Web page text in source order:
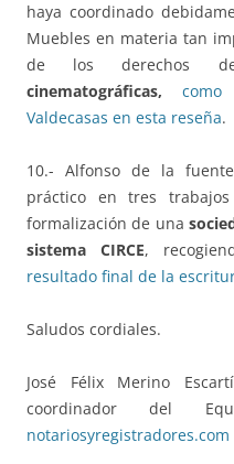
haya coordinado
Muebles en materia tan
de los derechos
cinematográficas,
Valdecasas en esta reseña.
10.- Alfonso de la
práctico en tres
formalización de una
sistema CIRCE,
resultado final de la
Saludos cordiales.
José Félix Merino
coordinador del
notariosyregistradores.com